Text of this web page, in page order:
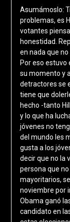
Asumámoslo:
problemas, es
votantes
honestidad.
en nada que no
Por eso
su momento y
detractores se
tiene que
hecho -tanto
y lo que ha
jóvenes no
del mundo les
gusta a los
decir que no la
persona que
mayoritarios,
noviembre por
Obama ganó
candidato en